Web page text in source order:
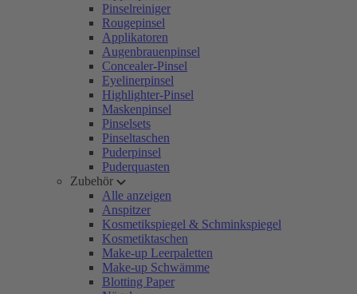
Pinselreiniger
Rougepinsel
Applikatoren
Augenbrauenpinsel
Concealer-Pinsel
Eyelinerpinsel
Highlighter-Pinsel
Maskenpinsel
Pinselsets
Pinseltaschen
Puderpinsel
Puderquasten
Zubehör
Alle anzeigen
Anspitzer
Kosmetikspiegel & Schminkspiegel
Kosmetiktaschen
Make-up Leerpaletten
Make-up Schwämme
Blotting Paper